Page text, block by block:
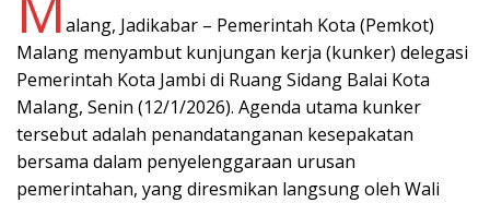
alang, Jadikabar – Pemerintah Kota (Pemkot)
Malang menyambut kunjungan kerja (kunker) delegasi
Pemerintah Kota Jambi di Ruang Sidang Balai Kota
Malang, Senin (12/1/2026). Agenda utama kunker
tersebut adalah penandatanganan kesepakatan
bersama dalam penyelenggaraan urusan
pemerintahan, yang diresmikan langsung oleh Wali